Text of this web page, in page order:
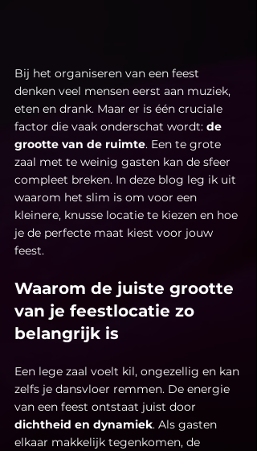
Bij het organiseren van een feest
denken veel mensen eerst aan muziek,
eten en drank. Maar er is één cruciale
factor die vaak onderschat wordt: de
grootte van de ruimte. Een te grote
zaal met te weinig gasten kan de sfeer
compleet breken. In deze blog leg ik uit
waarom het slim is om voor een
kleinere, knusse locatie te kiezen en hoe
je de perfecte maat kiest voor jouw
feest.
Waarom de juiste grootte
van je feestlocatie zo
belangrijk is
Een lege zaal voelt kil, ongezellig en kan
zelfs je dansvloer remmen. De energie
van een feest ontstaat juist door
dichtheid en dynamiek. Als gasten
elkaar makkelijk tegenkomen, de